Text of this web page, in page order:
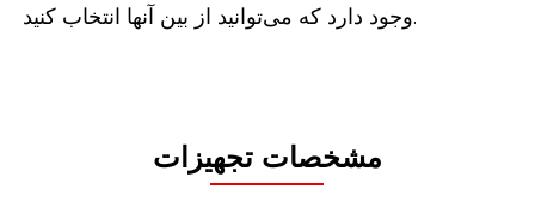
وجود دارد که می‌توانید از بین آنها انتخاب کنید.
مشخصات تجهیزات